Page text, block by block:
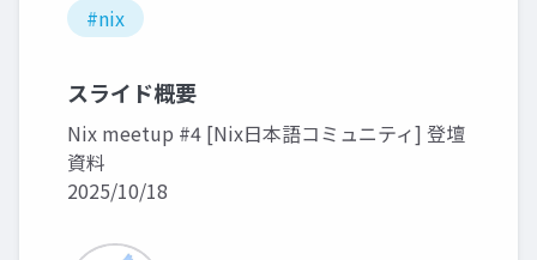
#nix
スライド概要
Nix meetup #4 [Nix日本語コミュニティ] 登壇
資料
2025/10/18